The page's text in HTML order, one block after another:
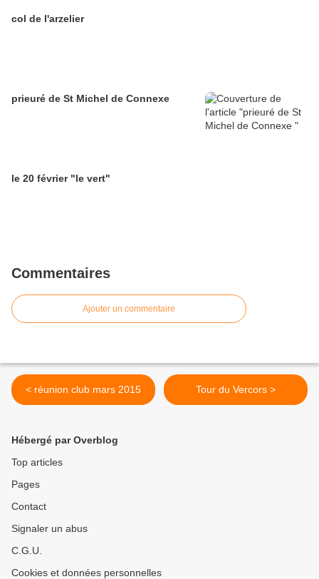
col de l'arzelier
prieuré de St Michel de Connexe
le 20 février "le vert"
Commentaires
Ajouter un commentaire
< réunion club mars 2015 Tour du Vercors >
Hébergé par Overblog
Top articles
Pages
Contact
Signaler un abus
C.G.U.
Cookies et données personnelles